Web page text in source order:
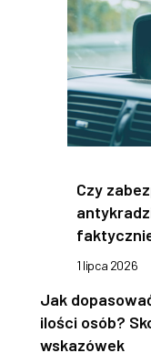
Czy
1 lipca 2026
Jak
ilości osób?
wskazówek